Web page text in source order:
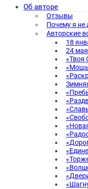
Об авторе
Отзывы
Почему я не
Авторские
18
24
«Твоя
«Мощь